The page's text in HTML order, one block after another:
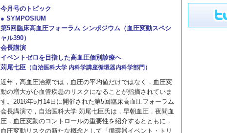
今月号のトピック
● SYMPOSIUM
第5回臨床高血圧フォーラム シンポジウム（血圧変動スペシ
ャル390）
会長講演
イベントゼロを目指した高血圧個別診療へ
苅尾七臣 （自治医科大学 内科学講座循環器内科学部門）
近年，高血圧治療では，血圧の平均値だけではなく，血圧変
動の増大が心血管疾患のリスクになることが指摘されていま
す。2016年5月14日に開催された第5回臨床高血圧フォーラム
会長講演で，自治医科大学 苅尾七臣氏は，早朝血圧，夜間血
圧，血圧変動のコントロールの重要性を紹介するとともに，
血圧変動リスクの新たな概念として「循環器イベント・トリ